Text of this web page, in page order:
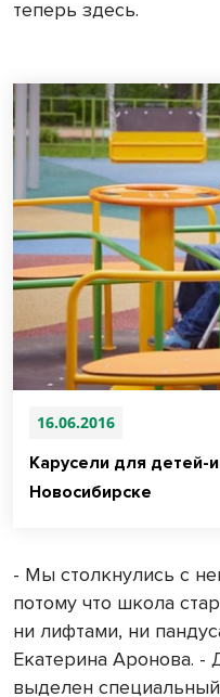
теперь здесь.
16.06.2016
Карусели для детей-
Новосибирске
- Мы столкнулись с
потому что школа
ни лифтами, ни
Екатерина Аронова. -
выделен